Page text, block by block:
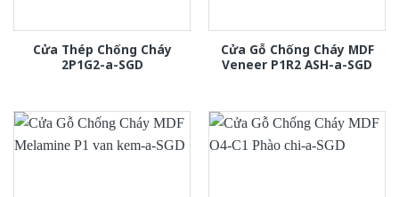
Cửa Thép Chống Cháy
2P1G2-a-SGD
Cửa Gỗ Chống Cháy MDF
Veneer P1R2 ASH-a-SGD